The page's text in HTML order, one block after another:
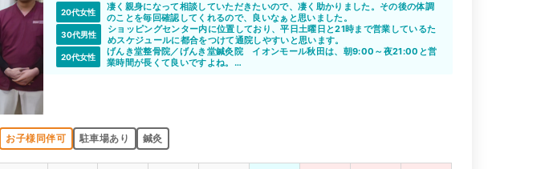
20代女性
凄く親身になって相談していただきたいので、凄く助かりました。その後の体調
のことを毎回確認してくれるので、良いなぁと思いました。
30代男性
ショッピングセンター内に位置しており、平日土曜日と21時まで営業しているた
めスケジュールに都合をつけて通院しやすいと思います。
20代女性
げんき堂整骨院／げんき堂鍼灸院 イオンモール秋田は、朝9:00～夜21:00と営
業時間が長くて良いですよね。
お子様同伴可 駐車場あり 鍼灸